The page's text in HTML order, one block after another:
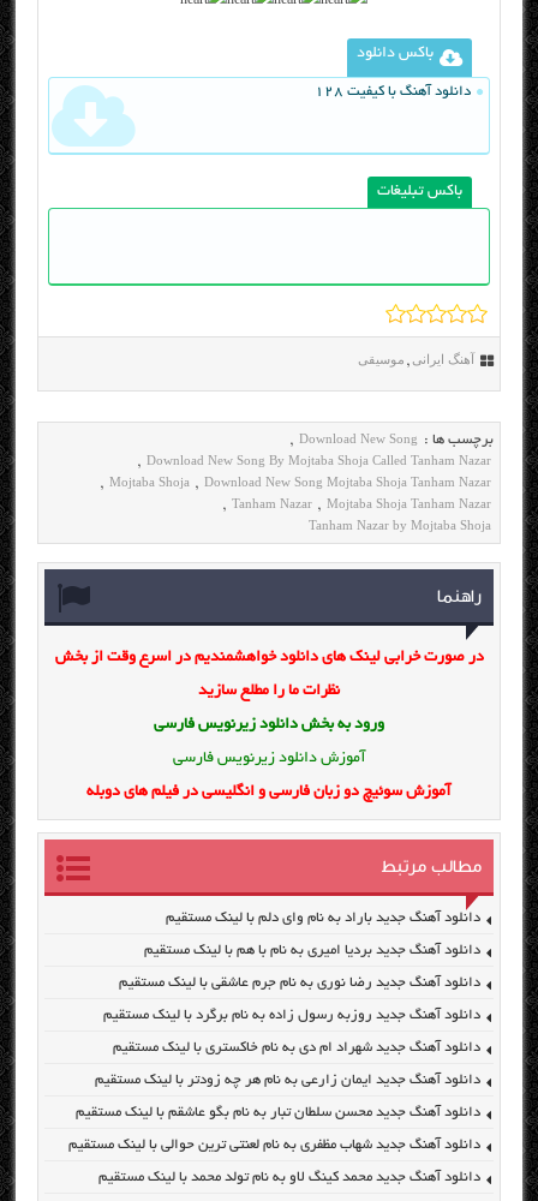
باکس دانلود
دانلود آهنگ با کیفیت 128
باکس تبلیغات
آهنگ ایرانی, موسیقی
برچسب ها : Download New Song
,
Download New Song By Mojtaba Shoja Called Tanham Nazar
,
Download New Song Mojtaba Shoja Tanham Nazar
,
Mojtaba Shoja
,
Mojtaba Shoja Tanham Nazar
,
Tanham Nazar
,
Tanham Nazar by Mojtaba Shoja
راهنما
در صورت خرابی لینک های دانلود خواهشمندیم در اسرع وقت از بخش
نظرات ما را مطلع سازید
ورود به بخش دانلود زیرنویس فارسی
آموزش دانلود زیرنویس فارسی
آموزش سوئیچ دو زبان فارسی و انگلیسی در فیلم های دوبله
مطالب مرتبط
دانلود آهنگ جدید باراد به نام وای دلم با لینک مستقیم
دانلود آهنگ جدید بردیا امیری به نام با هم با لینک مستقیم
دانلود آهنگ جدید رضا نوری به نام جرم عاشقی با لینک مستقیم
دانلود آهنگ جدید روزبه رسول زاده به نام برگرد با لینک مستقیم
دانلود آهنگ جدید شهراد ام دی به نام خاکستری با لینک مستقیم
دانلود آهنگ جدید ایمان زارعی به نام هر چه زودتر با لینک مستقیم
دانلود آهنگ جدید محسن سلطان تبار به نام بگو عاشقم با لینک مستقیم
دانلود آهنگ جدید شهاب مظفری به نام لعنتی ترین حوالی با لینک مستقیم
دانلود آهنگ جدید محمد کینگ لاو به نام تولد محمد با لینک مستقیم